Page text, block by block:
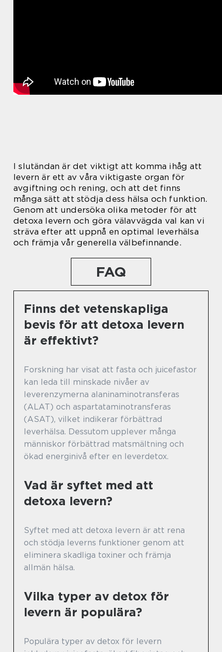
I slutändan är det viktigt att komma ihåg att
levern är ett av våra viktigaste organ för
avgiftning och rening, och att det finns
många sätt att stödja dess hälsa och funktion.
Genom att undersöka olika metoder för att
detoxa levern och göra välavvägda val kan vi
sträva efter att uppnå en optimal leverhälsa
och främja vår generella välbefinnande.
FAQ
Finns det vetenskapliga
bevis för att detoxa levern
är effektivt?
Forskning har visat att fasta och juicefastor
kan leda till minskade nivåer av
leverenzymerna alaninaminotransferas
(ALAT) och aspartataminotransferas
(ASAT), vilket indikerar förbättrad
leverhälsa. Dessutom upplever många
människor förbättrad matsmältning och
ökad energinivå efter en leverdetox.
Vad är syftet med att
detoxa levern?
Syftet med att detoxa levern är att rena
och stödja leverns funktioner genom att
eliminera skadliga toxiner och främja
allmän hälsa.
Vilka typer av detox för
levern är populära?
Populära typer av detox för levern